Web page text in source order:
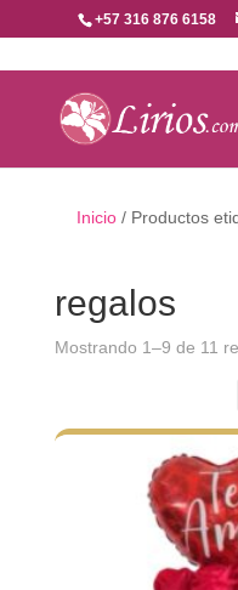
+57 316 876 6158
Inicio/ Productos
regalos
Mostrando 1–9 de 11